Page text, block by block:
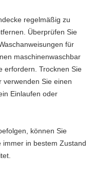
regelmäßig zu
Überprüfen Sie
für
maschinenwaschbar
erfordern. Trocknen Sie
verwenden Sie einen
Einlaufen oder
können Sie
immer in bestem Zustand